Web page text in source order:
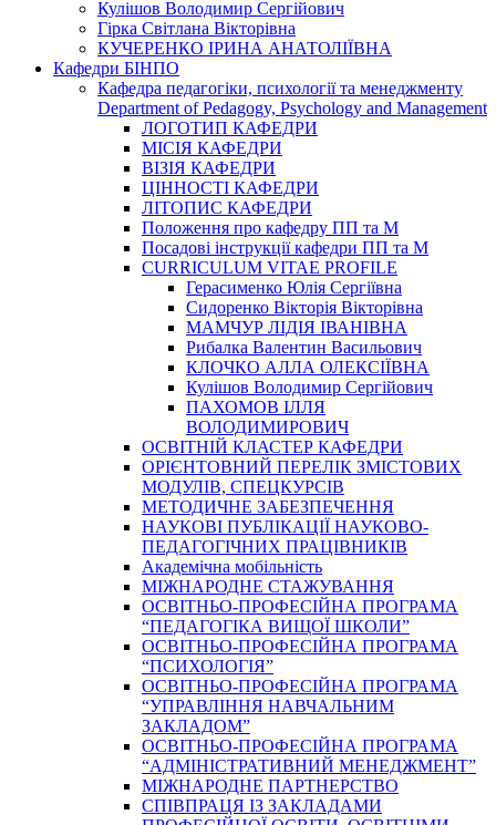
Кулішов Володимир Сергійович
Гірка Світлана Вікторівна
КУЧЕРЕНКО ІРИНА АНАТОЛІЇВНА
Кафедри БІНПО
Кафедра педагогіки, психології та менеджменту
Department of Pedagogy, Psychology and Management
ЛОГОТИП КАФЕДРИ
МІСІЯ КАФЕДРИ
ВІЗІЯ КАФЕДРИ
ЦІННОСТІ КАФЕДРИ
ЛІТОПИС КАФЕДРИ
Положення про кафедру ПП та М
Посадові інструкції кафедри ПП та М
CURRICULUM VITAE PROFILE
Герасименко Юлія Сергіївна
Сидоренко Вікторія Вікторівна
МАМЧУР ЛІДІЯ ІВАНІВНА
Рибалка Валентин Васильович
КЛОЧКО АЛЛА ОЛЕКСІЇВНА
Кулішов Володимир Сергійович
ПАХОМОВ ІЛЛЯ
ВОЛОДИМИРОВИЧ
ОСВІТНІЙ КЛАСТЕР КАФЕДРИ
ОРІЄНТОВНИЙ ПЕРЕЛІК ЗМІСТОВИХ
МОДУЛІВ, СПЕЦКУРСІВ
МЕТОДИЧНЕ ЗАБЕЗПЕЧЕННЯ
НАУКОВІ ПУБЛІКАЦІЇ НАУКОВО-
ПЕДАГОГІЧНИХ ПРАЦІВНИКІВ
Академічна мобільність
МІЖНАРОДНЕ СТАЖУВАННЯ
ОСВІТНЬО-ПРОФЕСІЙНА ПРОГРАМА
“ПЕДАГОГІКА ВИЩОЇ ШКОЛИ”
ОСВІТНЬО-ПРОФЕСІЙНА ПРОГРАМА
“ПСИХОЛОГІЯ”
ОСВІТНЬО-ПРОФЕСІЙНА ПРОГРАМА
“УПРАВЛІННЯ НАВЧАЛЬНИМ
ЗАКЛАДОМ”
ОСВІТНЬО-ПРОФЕСІЙНА ПРОГРАМА
“АДМІНІСТРАТИВНИЙ МЕНЕДЖМЕНТ”
МІЖНАРОДНЕ ПАРТНЕРСТВО
СПІВПРАЦЯ ІЗ ЗАКЛАДАМИ